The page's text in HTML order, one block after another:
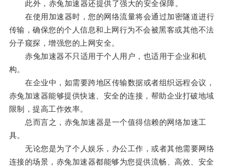
此外，赤兔加速器还提供了强大的安全保障。
在使用加速器时，您的网络流量将会通过加密隧道进行
传输，确保您的个人信息和上网行为不会被黑客或其他不法
分子窥探，增强您的上网安全。
赤兔加速器不只适用于个人用户，也适用于企业和机
构。
在企业中，如需要跨地区传输数据或者组织远程会议，
赤兔加速器能够提供快速、安全的连接，帮助企业打破地域
限制，提高工作效率。
总而言之，赤兔加速器是一个值得信赖的网络加速工
具。
无论您是为了个人娱乐，办公工作，或者其他需要网络
连接的场景，赤兔加速器都能够为您提供流畅、高效、安全